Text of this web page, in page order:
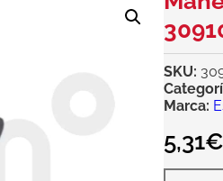
SKU:
Marca:
5,31€